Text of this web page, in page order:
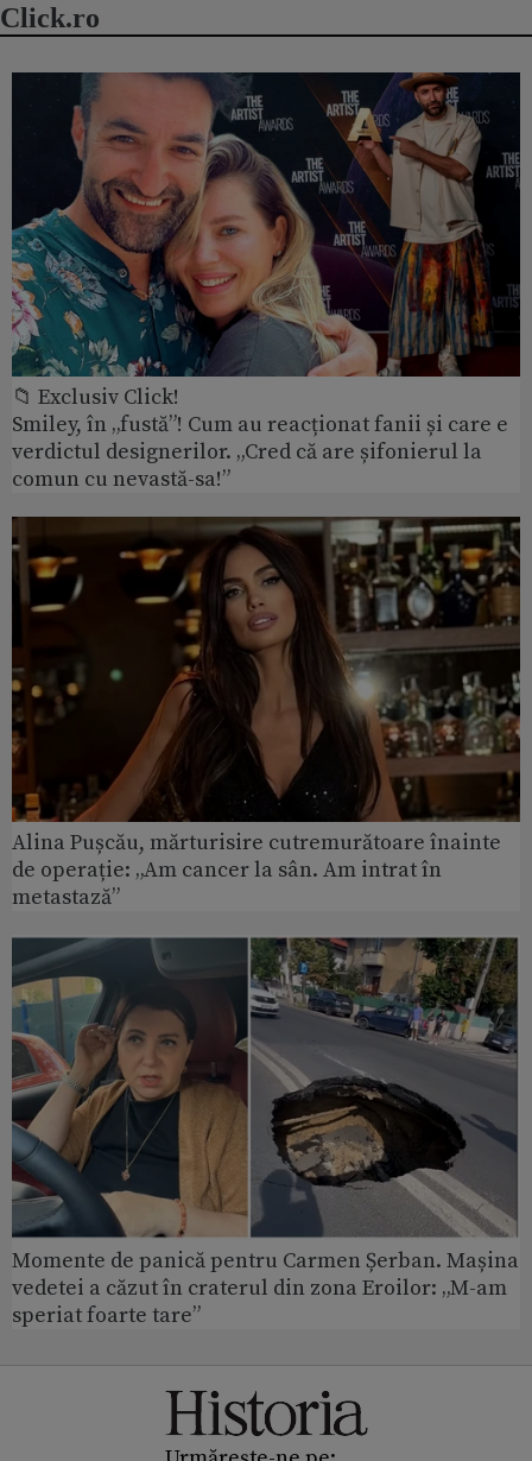
Click.ro
📁 Exclusiv Click!
Smiley, în „fustă”! Cum au reacționat fanii și care e
verdictul designerilor. „Cred că are șifonierul la
comun cu nevastă-sa!”
Alina Pușcău, mărturisire cutremurătoare înainte
de operație: „Am cancer la sân. Am intrat în
metastază”
Momente de panică pentru Carmen Șerban. Mașina
vedetei a căzut în craterul din zona Eroilor: „M-am
speriat foarte tare”